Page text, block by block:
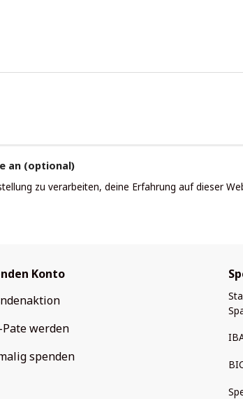
an (optional)
zu verarbeiten, deine Erfahrung auf dieser
Konto
Pate werden
spenden